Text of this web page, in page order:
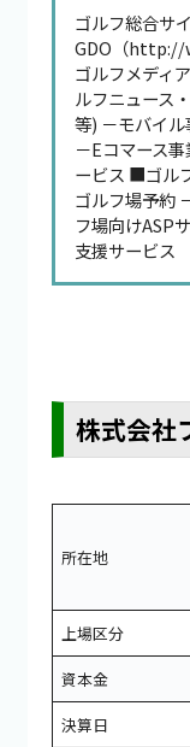
ゴルフ総合サ
GDO（
ゴルフメディ
ルフニュース
等) －モバイ
－Eコマース
ービス ■ゴル
ゴルフ場予約
フ場向けASP
支援サービス
株式会社
所在地
上場区分
資本金
決算日